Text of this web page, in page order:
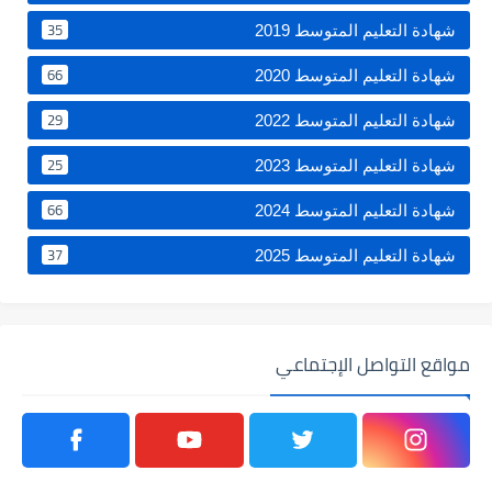
شهادة التعليم المتوسط 2019 35
شهادة التعليم المتوسط 2020 66
شهادة التعليم المتوسط 2022 29
شهادة التعليم المتوسط 2023 25
شهادة التعليم المتوسط 2024 66
شهادة التعليم المتوسط 2025 37
مواقع التواصل الإجتماعي